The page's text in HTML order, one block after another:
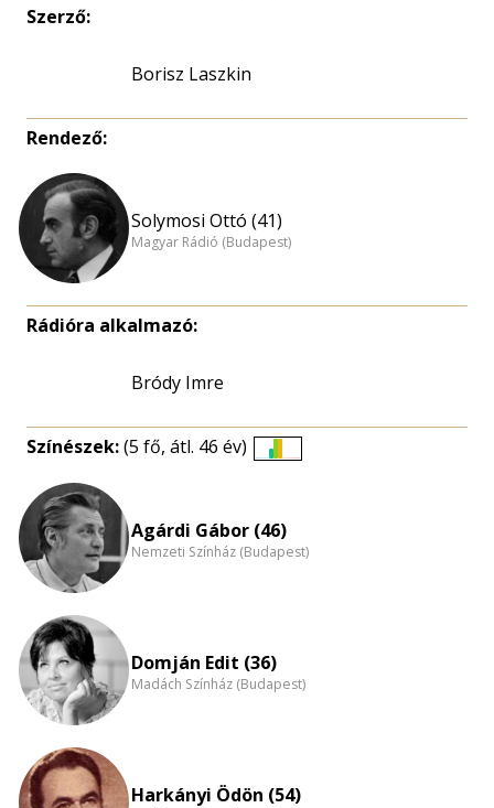
Szerző:
Borisz Laszkin
Rendező:
Solymosi Ottó (41)
Magyar Rádió (Budapest)
Rádióra alkalmazó:
Bródy Imre
Színészek:(5 fő, átl. 46 év)
nagyítása
Agárdi Gábor (46)
Nemzeti Színház (Budapest)
Domján Edit (36)
Madách Színház (Budapest)
Harkányi Ödön (54)